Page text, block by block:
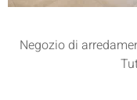
Negozio di